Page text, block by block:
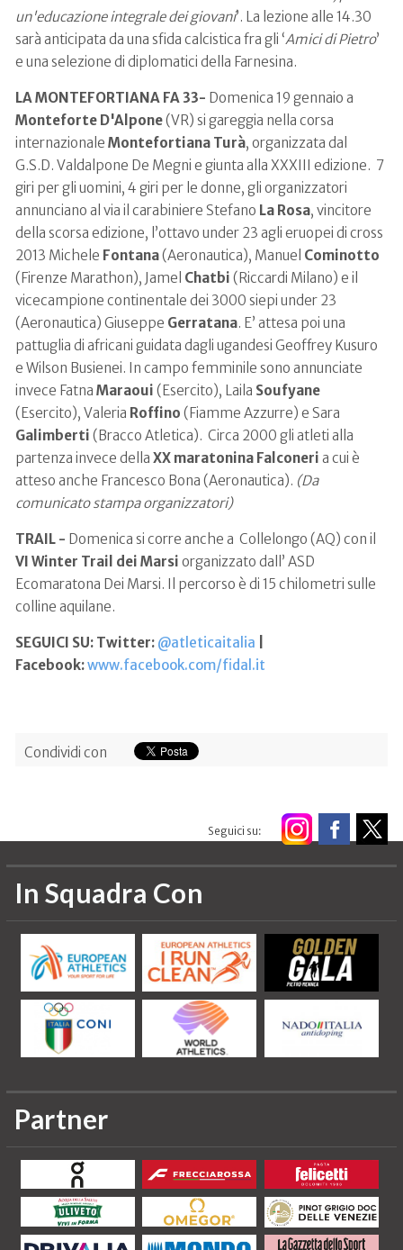
un'educazione integrale dei giovani’. La lezione alle 14.30
sarà anticipata da una sfida calcistica fra gli ‘Amici di Pietro’
e una selezione di diplomatici della Farnesina.
LA MONTEFORTIANA FA 33- Domenica 19 gennaio a
Monteforte D'Alpone(VR) si gareggia nella corsa
internazionale Montefortiana Turà, organizzata dal
G.S.D. Valdalpone De Megni e giunta alla XXXIII edizione. 7
giri per gli uomini, 4 giri per le donne, gli organizzatori
annunciano al via il carabiniere Stefano La Rosa, vincitore
della scorsa edizione, l’ottavo under 23 agli eruopei di cross
2013 Michele Fontana(Aeronautica), Manuel Cominotto
(Firenze Marathon), Jamel Chatbi (Riccardi Milano) e il
vicecampione continentale dei 3000 siepi under 23
(Aeronautica) Giuseppe Gerratana. E’ attesa poi una
pattuglia di africani guidata dagli ugandesi Geoffrey Kusuro
e Wilson Busienei. In campo femminile sono annunciate
invece Fatna Maraoui (Esercito), Laila Soufyane
(Esercito), Valeria Roffino (Fiamme Azzurre) e Sara
Galimberti (Bracco Atletica). Circa 2000 gli atleti alla
partenza invece della XX maratonina Falconeri a cui è
atteso anche Francesco Bona (Aeronautica). (Da
comunicato stampa organizzatori)
TRAIL - Domenica si corre anche a Collelongo (AQ) con il
VI Winter Trail dei Marsi organizzato dall’ ASD
Ecomaratona Dei Marsi. Il percorso è di 15 chilometri sulle
colline aquilane.
SEGUICI SU: Twitter: @atleticaitalia
Facebook:www.facebook.com/fidal.it
Condividi con
Seguici su:
In Squadra Con
Partner